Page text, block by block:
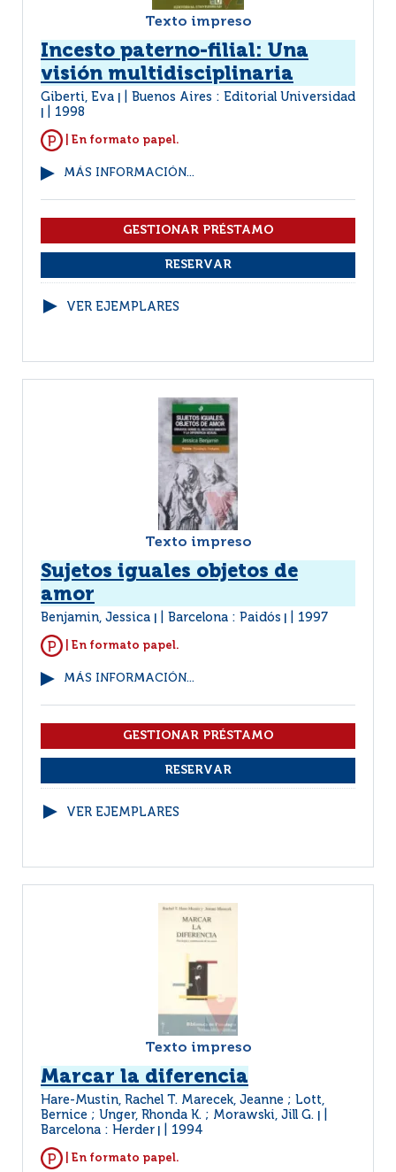
Texto impreso
Incesto paterno-filial: Una
visión multidisciplinaria
Giberti, Eva Buenos Aires : Editorial Universidad
1998
| En formato papel.
MÁS INFORMACIÓN...
VER EJEMPLARES
Texto impreso
Sujetos iguales objetos de
amor
Benjamin, Jessica Barcelona : Paidós 1997
| En formato papel.
MÁS INFORMACIÓN...
VER EJEMPLARES
Texto impreso
Marcar la diferencia
Hare-Mustin, Rachel T. Marecek, Jeanne ; Lott,
Bernice ; Unger, Rhonda K. ; Morawski, Jill G.
Barcelona : Herder 1994
| En formato papel.